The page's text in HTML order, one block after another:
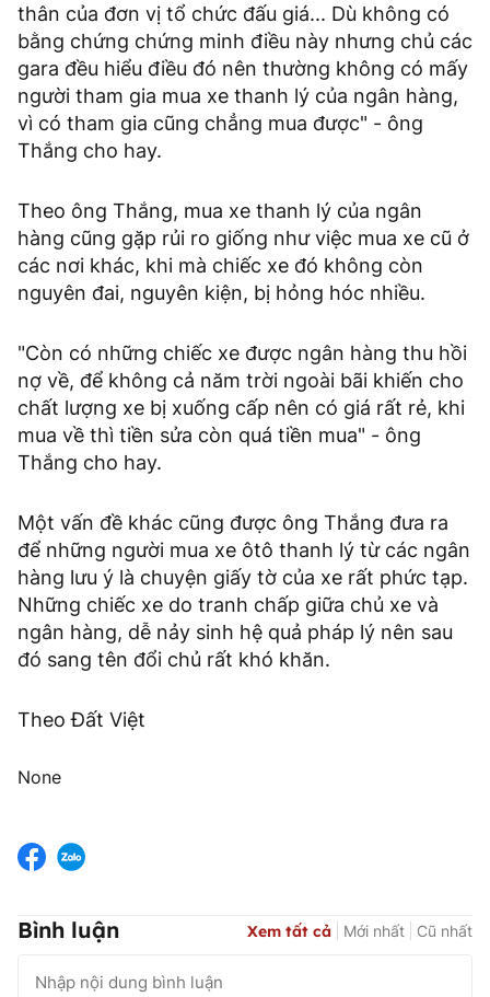
thân của đơn vị tổ chức đấu giá... Dù không có
bằng chứng chứng minh điều này nhưng chủ các
gara đều hiểu điều đó nên thường không có mấy
người tham gia mua xe thanh lý của ngân hàng,
vì có tham gia cũng chẳng mua được" - ông
Thắng cho hay.
Theo ông Thắng, mua xe thanh lý của ngân
hàng cũng gặp rủi ro giống như việc mua xe cũ ở
các nơi khác, khi mà chiếc xe đó không còn
nguyên đai, nguyên kiện, bị hỏng hóc nhiều.
"Còn có những chiếc xe được ngân hàng thu hồi
nợ về, để không cả năm trời ngoài bãi khiến cho
chất lượng xe bị xuống cấp nên có giá rất rẻ, khi
mua về thì tiền sửa còn quá tiền mua" - ông
Thắng cho hay.
Một vấn đề khác cũng được ông Thắng đưa ra
để những người mua xe ôtô thanh lý từ các ngân
hàng lưu ý là chuyện giấy tờ của xe rất phức tạp.
Những chiếc xe do tranh chấp giữa chủ xe và
ngân hàng, dễ nảy sinh hệ quả pháp lý nên sau
đó sang tên đổi chủ rất khó khăn.
Theo Đất Việt
None
Bình luận Xem tất cả Mới nhất Cũ nhất